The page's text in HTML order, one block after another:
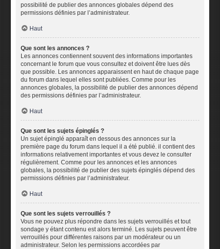
possibilité de publier des annonces globales dépend des
permissions définies par l’administrateur.
Haut
Que sont les annonces ?
Les annonces contiennent souvent des informations importantes
concernant le forum que vous consultez et doivent être lues dès
que possible. Les annonces apparaissent en haut de chaque page
du forum dans lequel elles sont publiées. Comme pour les
annonces globales, la possibilité de publier des annonces dépend
des permissions définies par l’administrateur.
Haut
Que sont les sujets épinglés ?
Un sujet épinglé apparaît en dessous des annonces sur la
première page du forum dans lequel il a été publié. il contient des
informations relativement importantes et vous devez le consulter
régulièrement. Comme pour les annonces et les annonces
globales, la possibilité de publier des sujets épinglés dépend des
permissions définies par l’administrateur.
Haut
Que sont les sujets verrouillés ?
Vous ne pouvez plus répondre dans les sujets verrouillés et tout
sondage y étant contenu est alors terminé. Les sujets peuvent être
verrouillés pour différentes raisons par un modérateur ou un
administrateur. Selon les permissions accordées par